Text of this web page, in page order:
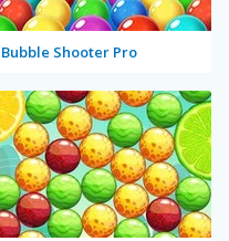
Bubble Shooter Pro